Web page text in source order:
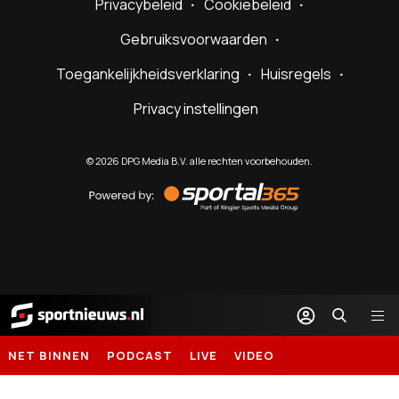
Privacybeleid
Cookiebeleid
Gebruiksvoorwaarden
Toegankelijkheidsverklaring
Huisregels
Privacy instellingen
©2026 DPG Media B.V. alle rechten voorbehouden.
by
Sportal365
Sportnieuws.nl
NET BINNEN PODCAST LIVE VIDEO